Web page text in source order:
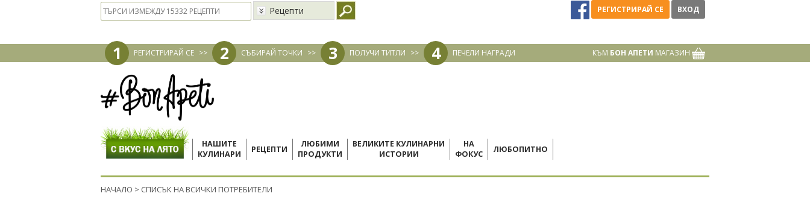
Рецепти РЕГИСТРИРАЙ СЕ ВХОД
1 РЕГИСТРИРАЙ СЕ >> 2 СЪБИРАЙ ТОЧКИ >> 3 ПОЛУЧИ ТИТЛИ >> 4 ПЕЧЕЛИ НАГРАДИ КЪМ БОН АПЕТИ МАГАЗИН
НАШИТЕ
КУЛИНАРИ
РЕЦЕПТИ
ЛЮБИМИ
ПРОДУКТИ
ВЕЛИКИТЕ КУЛИНАРНИ
ИСТОРИИ
НА
ФОКУС
ЛЮБОПИТНО
НАЧАЛО > СПИСЪК НА ВСИЧКИ ПОТРЕБИТЕЛИ